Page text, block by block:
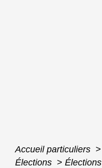
Accueil particuliers >
Élections > Élections